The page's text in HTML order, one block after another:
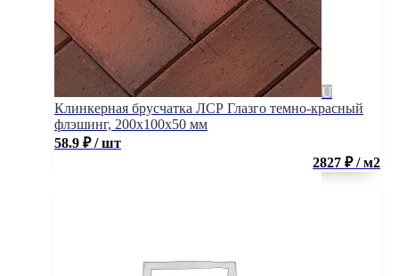
Клинкерная брусчатка ЛСР Глазго темно-красный
флэшинг, 200x100x50 мм
58.9 ₽ / шт
2827 ₽ / м2